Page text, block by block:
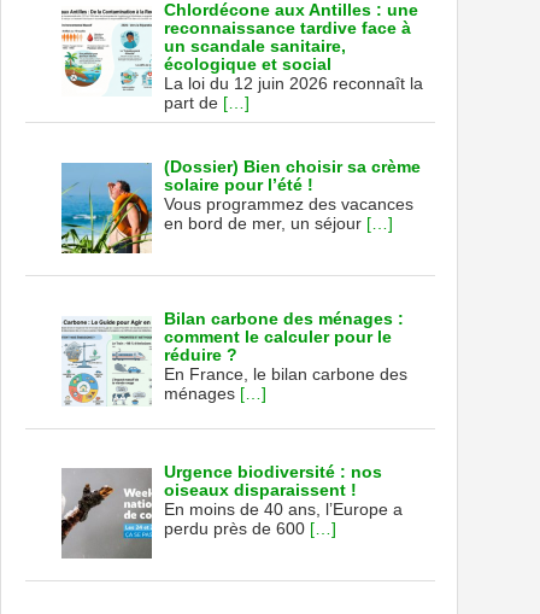
Chlordécone aux Antilles : une
reconnaissance tardive face à
un scandale sanitaire,
écologique et social
La loi du 12 juin 2026 reconnaît la
part de […]
(Dossier) Bien choisir sa crème
solaire pour l’été !
Vous programmez des vacances
en bord de mer, un séjour […]
Bilan carbone des ménages :
comment le calculer pour le
réduire ?
En France, le bilan carbone des
ménages […]
Urgence biodiversité : nos
oiseaux disparaissent !
En moins de 40 ans, l’Europe a
perdu près de 600 […]